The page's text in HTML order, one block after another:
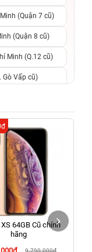
(Quận 7 cũ)
(Quận 8 cũ)
Minh (Q.12 cũ)
Gò Vấp cũ)
Tân Phú cũ)
(Q.9 TP. Thủ
Thọ, TP. Thủ
Dương Cũ)
Minh (TP. Vũng
Minh (Tân Bình
64GB Cũ chính
hãng
9.790.000đ